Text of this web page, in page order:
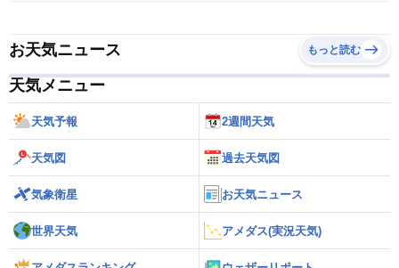
お天気ニュース もっと読む
天気メニュー
天気予報 2週間天気
天気図 過去天気図
気象衛星 お天気ニュース
世界天気 アメダス(実況天気)